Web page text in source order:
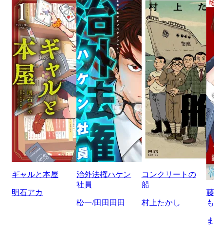
ギャルと本屋
明石アカ
治外法権ハケン
社員
松一/田田田田
コンクリートの
船
村上たかし
藤
も
ま